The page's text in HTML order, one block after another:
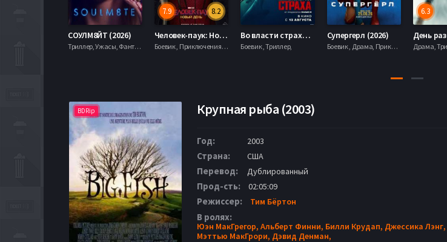
СОУЛМ8ЙТ (2026)
Триллер, Ужасы, Фантастика,
8.2
7.9
Человек-паук: Новый день (2026)
Боевик , Приключения, Фантастика, Фэнтези,
Во власти страха (2026)
Боевик , Триллер,
Супергерл (2026)
Боевик , Драма, Приключения, Фантастика,
6.3
BDRip Крупная рыба (2003)
Год: 2003
Страна: США
Перевод: Дублированный
Прод-сть: 02:05:09
Режиссер: Тим Бёртон
В ролях:
Юэн МакГрегор, Альберт Финни, Билли Крудап, Джессика Лэнг,
Мэттью МакГрори, Дэвид Денман,